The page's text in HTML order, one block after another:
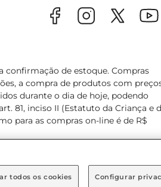
confirmação de estoque. Compras
a compra de produtos com
durante o dia de hoje, podendo
81, inciso II (Estatuto da Criança e
para as compras on-line é de R$
Configurar
todos os cookies